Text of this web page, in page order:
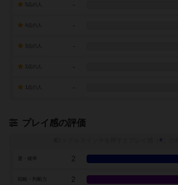
-
-
-
-
-
プレイ感の評価
※
2
戦略・判断力 2